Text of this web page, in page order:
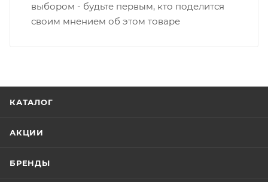
выбором - будьте первым, кто поделится
своим мнением об этом товаре
КАТАЛОГ
АКЦИИ
БРЕНДЫ